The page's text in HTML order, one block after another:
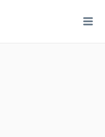
TECHSTELLEN.DE